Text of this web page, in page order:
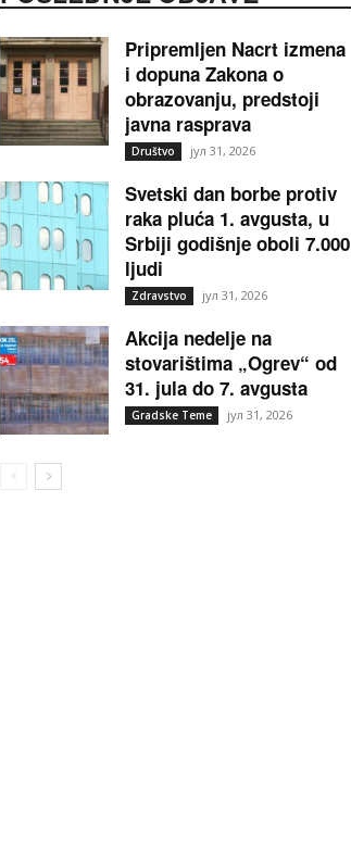
Pripremljen Nacrt izmena
i dopuna Zakona o
obrazovanju, predstoji
javna rasprava
Društvo јул 31, 2026
Svetski dan borbe protiv
raka pluća 1. avgusta, u
Srbiji godišnje oboli 7.000
ljudi
Zdravstvo јул 31, 2026
Akcija nedelje na
stovarištima „Ogrev“ od
31. jula do 7. avgusta
Gradske Teme јул 31, 2026